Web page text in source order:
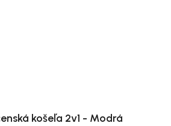
košeľa 2v1 - Modrá